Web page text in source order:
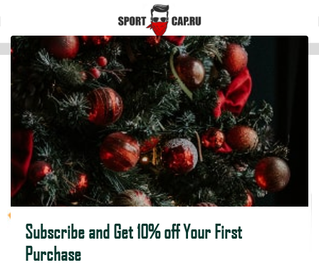
Subscribe and Get 10% off Your First
Purchase
Главная Мультибанданы